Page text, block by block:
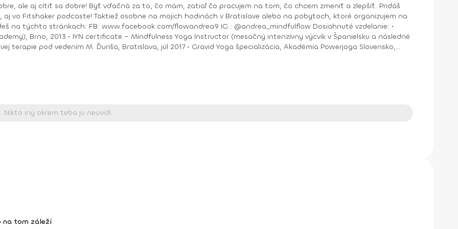
ale aj cítiť sa dobre! Byť vďačná za to, čo mám, zatiaľ čo pracujem na tom, čo chcem zmeniť a zlepšiť. Pridáš
IG : @andrea_mindfulflow Dosiahnuté vzdelanie: •
intenzívny výcvik v Španielsku a následné
na tom záleží